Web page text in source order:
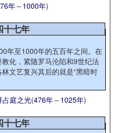
年～ 1000年)
十七年
年至1000年的五百年之间。在
化，紧随罗马沦陷和9世纪法
文艺复兴其后的就是“黑暗时
占庭之光(476年～ 1025年)
十七年